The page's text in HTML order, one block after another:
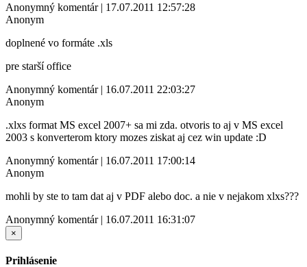
Anonymný komentár | 17.07.2011 12:57:28
Anonym
doplnené vo formáte .xls
pre starší office
Anonymný komentár | 16.07.2011 22:03:27
Anonym
.xlxs format MS excel 2007+ sa mi zda. otvoris to aj v MS excel
2003 s konverterom ktory mozes ziskat aj cez win update :D
Anonymný komentár | 16.07.2011 17:00:14
Anonym
mohli by ste to tam dat aj v PDF alebo doc. a nie v nejakom xlxs???
Anonymný komentár | 16.07.2011 16:31:07
×
Prihlásenie